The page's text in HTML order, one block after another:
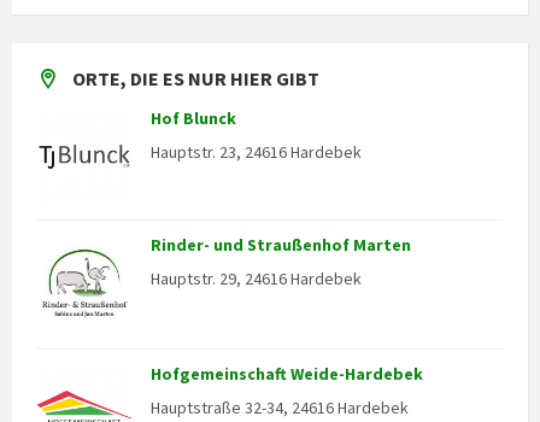
ORTE, DIE ES NUR HIER GIBT
Hof Blunck
Hauptstr. 23, 24616 Hardebek
Rinder- und Straußenhof Marten
Hauptstr. 29, 24616 Hardebek
Hofgemeinschaft Weide-Hardebek
Hauptstraße 32-34, 24616 Hardebek